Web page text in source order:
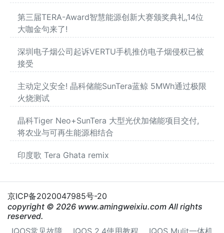
第三届TERA-Award智慧能源创新大赛颁奖典礼,14位
大咖金句来了!
深圳电子烟公司起诉VERTU手机推仿电子烟侵权已被
接受
主动定义安全! 晶科储能SunTera蓝鲸 5MWh通过极限
火烧测试
晶科Tiger Neo+SunTera 大型光伏加储能项目交付,
将农业与可再生能源相结合
印度歌 Tera Ghata remix
京ICP备2020047985号-20
copyright © 2026 www.amingweixiu.com All rights
reserved.
IQOS常见故障
IQOS 2.4使用教程 IQOS Mulit一体机